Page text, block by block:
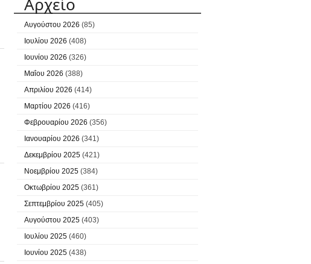
Αυγούστου 2026 (85)
Ιουλίου 2026 (408)
Ιουνίου 2026 (326)
Μαΐου 2026 (388)
Απριλίου 2026 (414)
Μαρτίου 2026 (416)
Φεβρουαρίου 2026 (356)
Ιανουαρίου 2026 (341)
Δεκεμβρίου 2025 (421)
Νοεμβρίου 2025 (384)
Οκτωβρίου 2025 (361)
Σεπτεμβρίου 2025 (405)
Αυγούστου 2025 (403)
Ιουλίου 2025 (460)
Ιουνίου 2025 (438)